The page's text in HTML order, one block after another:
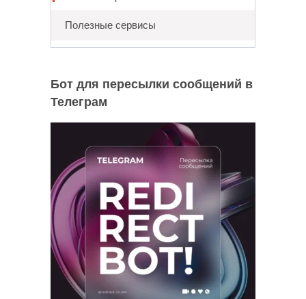
Полезные сервисы
Бот для пересылки сообщений в
Телеграм